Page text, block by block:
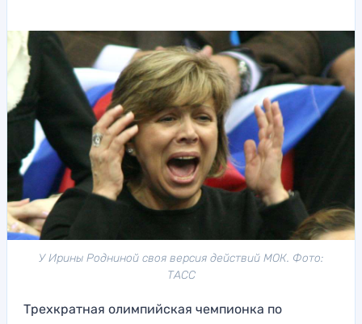
У Ирины Родниной своя версия действий МОК. Фото:
ТАСС
Трехкратная олимпийская чемпионка по